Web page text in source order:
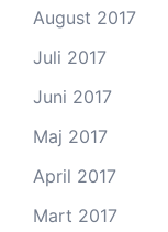
August 2017
Juli 2017
Juni 2017
Maj 2017
April 2017
Mart 2017